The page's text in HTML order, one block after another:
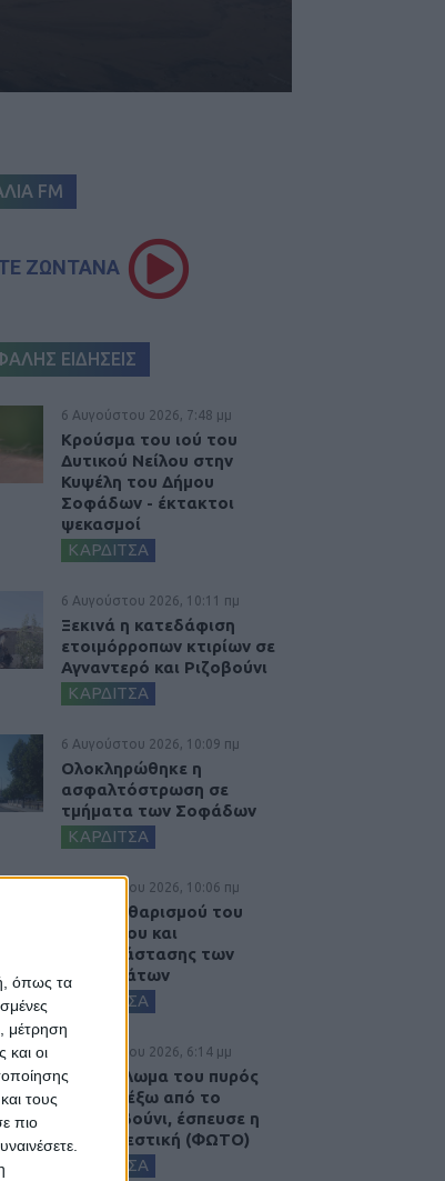
όπως τα
μέτρηση
και οι
τους
πιο
FM
ΖΩΝΤΑΝΑ
ΕΙΔΗΣΕΙΣ
6 Αυγούστου 2026, 7:48 μμ
Κρούσμα του ιού του
Δυτικού Νείλου στην
Κυψέλη του Δήμου
Σοφάδων - έκτακτοι
ψεκασμοί
ΚΑΡΔΙΤΣΑ
6 Αυγούστου 2026, 10:11 πμ
Ξεκινά η κατεδάφιση
ετοιμόρροπων κτιρίων σε
Αγναντερό και Ριζοβούνι
ΚΑΡΔΙΤΣΑ
6 Αυγούστου 2026, 10:09 πμ
Ολοκληρώθηκε η
ασφαλτόστρωση σε
τμήματα των Σοφάδων
ΚΑΡΔΙΤΣΑ
6 Αυγούστου 2026, 10:06 πμ
Έργο καθαρισμού του
Ρογόζινου και
αποκατάστασης των
αναχωμάτων
ΚΑΡΔΙΤΣΑ
5 Αυγούστου 2026, 6:14 μμ
Παρανάλωμα του πυρός
έγινε ΙΧ έξω από το
Μορφοβούνι, έσπευσε η
Πυροσβεστική (ΦΩΤΟ)
ΚΑΡΔΙΤΣΑ